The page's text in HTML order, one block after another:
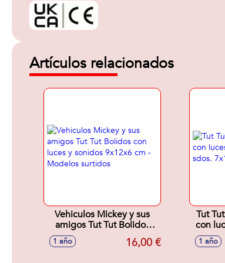
Artículos relacionados
Vehiculos Mickey y sus
amigos Tut Tut Bolidos
con luces y sonidos
9x12x6 cm - Modelos
1 año 16,00 €
Tut
con
1 año